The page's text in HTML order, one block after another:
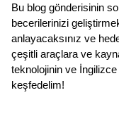
Bu blog gönderisinin
becerilerinizi
anlayacaksınız ve
çeşitli araçlara ve
teknolojinin ve
keşfedelim!